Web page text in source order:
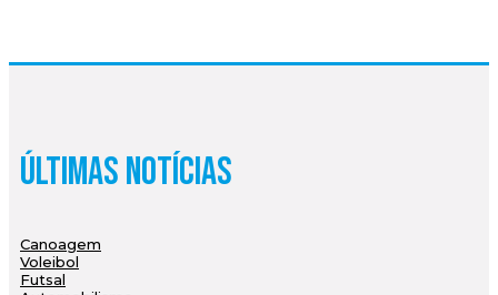
Últimas Notícias
Canoagem
Voleibol
Futsal